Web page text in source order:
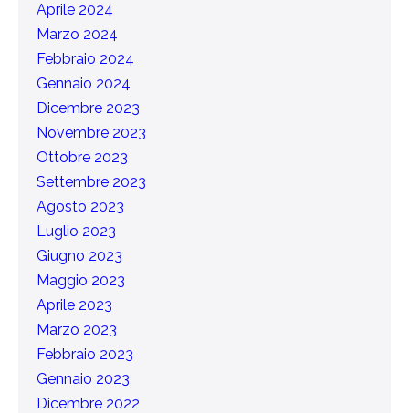
Aprile 2024
Marzo 2024
Febbraio 2024
Gennaio 2024
Dicembre 2023
Novembre 2023
Ottobre 2023
Settembre 2023
Agosto 2023
Luglio 2023
Giugno 2023
Maggio 2023
Aprile 2023
Marzo 2023
Febbraio 2023
Gennaio 2023
Dicembre 2022